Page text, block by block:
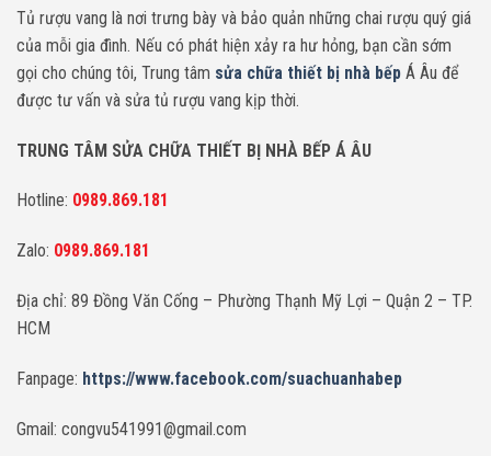
Tủ rượu vang là nơi trưng bày và bảo quản những chai rượu quý giá
của mỗi gia đình. Nếu có phát hiện xảy ra hư hỏng, bạn cần sớm
gọi cho chúng tôi, Trung tâm sửa chữa thiết bị nhà bếp Á Âu để
được tư vấn và sửa tủ rượu vang kịp thời.
TRUNG TÂM SỬA CHỮA THIẾT BỊ NHÀ BẾP Á ÂU
Hotline: 0989.869.181
Zalo: 0989.869.181
Địa chỉ: 89 Đồng Văn Cống – Phường Thạnh Mỹ Lợi – Quận 2 – TP.
HCM
Fanpage: https://www.facebook.com/suachuanhabep
Gmail: congvu541991@gmail.com